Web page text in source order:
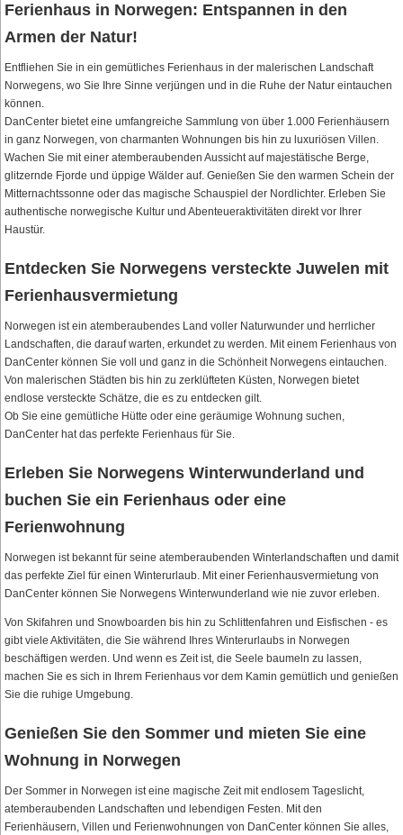
Ferienhaus in Norwegen: Entspannen in den
Armen der Natur!
Entfliehen Sie in ein gemütliches Ferienhaus in der malerischen Landschaft
Norwegens, wo Sie Ihre Sinne verjüngen und in die Ruhe der Natur eintauchen
können.
DanCenter bietet eine umfangreiche Sammlung von über 1.000 Ferienhäusern
in ganz Norwegen, von charmanten Wohnungen bis hin zu luxuriösen Villen.
Wachen Sie mit einer atemberaubenden Aussicht auf majestätische Berge,
glitzernde Fjorde und üppige Wälder auf. Genießen Sie den warmen Schein der
Mitternachtssonne oder das magische Schauspiel der Nordlichter. Erleben Sie
authentische norwegische Kultur und Abenteueraktivitäten direkt vor Ihrer
Haustür.
Entdecken Sie Norwegens versteckte Juwelen mit
Ferienhausvermietung
Norwegen ist ein atemberaubendes Land voller Naturwunder und herrlicher
Landschaften, die darauf warten, erkundet zu werden. Mit einem Ferienhaus von
DanCenter können Sie voll und ganz in die Schönheit Norwegens eintauchen.
Von malerischen Städten bis hin zu zerklüfteten Küsten, Norwegen bietet
endlose versteckte Schätze, die es zu entdecken gilt.
Ob Sie eine gemütliche Hütte oder eine geräumige Wohnung suchen,
DanCenter hat das perfekte Ferienhaus für Sie.
Erleben Sie Norwegens Winterwunderland und
buchen Sie ein Ferienhaus oder eine
Ferienwohnung
Norwegen ist bekannt für seine atemberaubenden Winterlandschaften und damit
das perfekte Ziel für einen Winterurlaub. Mit einer Ferienhausvermietung von
DanCenter können Sie Norwegens Winterwunderland wie nie zuvor erleben.
Von Skifahren und Snowboarden bis hin zu Schlittenfahren und Eisfischen - es
gibt viele Aktivitäten, die Sie während Ihres Winterurlaubs in Norwegen
beschäftigen werden. Und wenn es Zeit ist, die Seele baumeln zu lassen,
machen Sie es sich in Ihrem Ferienhaus vor dem Kamin gemütlich und genießen
Sie die ruhige Umgebung.
Genießen Sie den Sommer und mieten Sie eine
Wohnung in Norwegen
Der Sommer in Norwegen ist eine magische Zeit mit endlosem Tageslicht,
atemberaubenden Landschaften und lebendigen Festen. Mit den
Ferienhäusern, Villen und Ferienwohnungen von DanCenter können Sie alles,